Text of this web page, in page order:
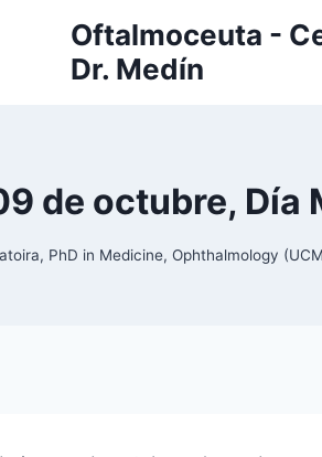
Oftalmoceuta -
Dr. Medín
de octubre, Día
PhD in Medicine, Ophthalmology